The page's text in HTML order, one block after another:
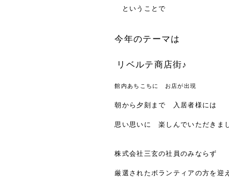
ということで
今年のテーマは
リベルテ商店街♪
館内あちこちに お店が出現
朝から夕刻まで 入居者様には
思い思いに 楽しんでいただきま
株式会社三玄の社員のみならず
厳選されたボランティアの方を迎